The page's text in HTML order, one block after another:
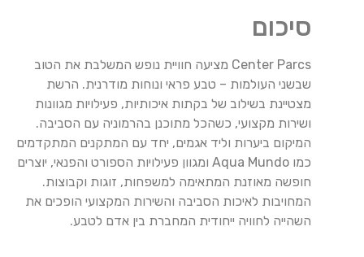
סיכום
Center Parcs מציעה חוויית נופש המשלבת את הטוב
שבשני העולמות – טבע פראי ונוחות מודרנית. הרשת
מצטיינת בשילוב של בקתות איכותיות, פעילויות מגוונות
ושירות מקצועי, כשהכל מתוכנן בהרמוניה עם הסביבה.
המיקום ביערות וליד אגמים, יחד עם המתקנים המתקדמים
כמו Aqua Mundo ומגוון פעילויות הספורט והפנאי, יוצרים
חופשה מאוזנת המתאימה למשפחות, זוגות וקבוצות.
המחויבות לאיכות הסביבה והשירות המקצועי הופכים את
השהייה לחוויה ייחודית המחברת בין אדם לטבע.